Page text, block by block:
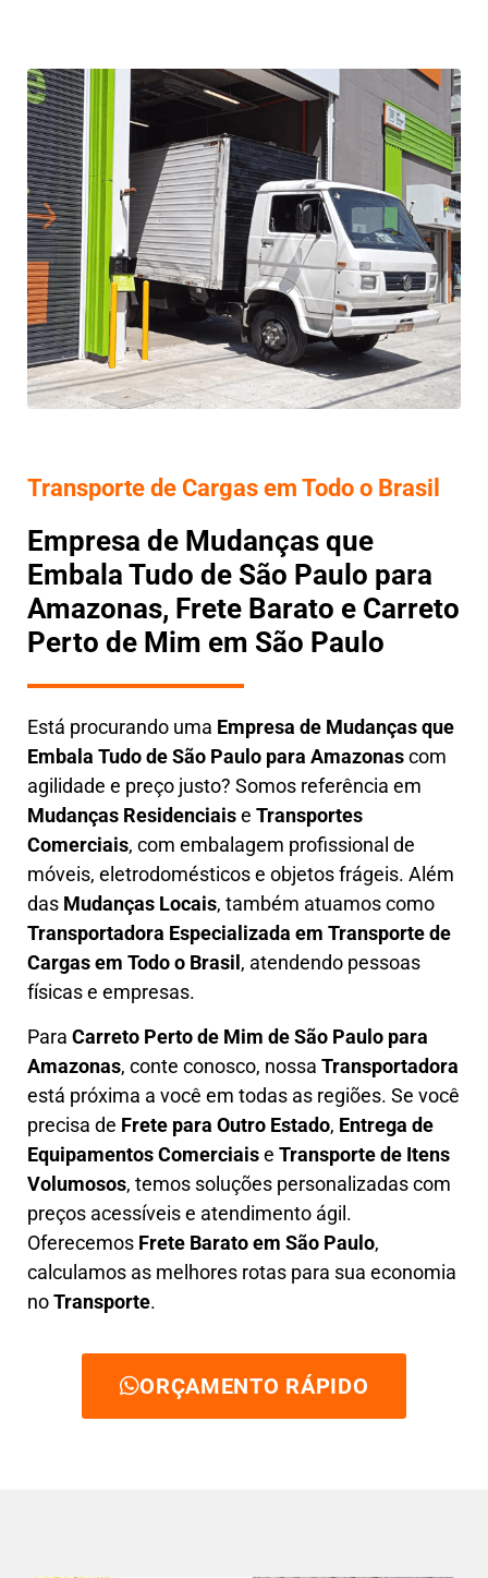
Transporte de Cargas em Todo o Brasil
Empresa de Mudanças que
Embala Tudo de São Paulo para
Amazonas, Frete Barato e Carreto
Perto de Mim em São Paulo
Está procurando uma Empresa de Mudanças que
Embala Tudode São Paulo para Amazonascom
agilidade e preço justo? Somos referência em
Mudanças Residenciaise Transportes
Comerciais, com embalagem profissional de
móveis, eletrodomésticos e objetos frágeis. Além
das Mudanças Locais, também atuamos como
Transportadora Especializada em Transporte de
Cargas em Todo o Brasil, atendendo pessoas
físicas e empresas.
Para Carreto Perto de Mim de São Paulo para
Amazonas, conte conosco, nossa Transportadora
está próxima a você em todas as regiões. Se você
precisa de Frete para Outro Estado, Entrega de
Equipamentos Comerciaise Transporte de Itens
Volumosos, temos soluções personalizadas com
preços acessíveis e atendimento ágil .
Oferecemos Frete Baratoem São Paulo,
calculamos as melhores rotas para sua economia
noTransporte.
ORÇAMENTO RÁPIDO